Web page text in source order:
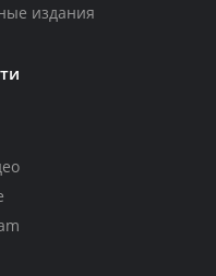
издания